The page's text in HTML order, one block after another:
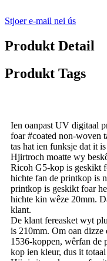
Stjoer e-mail nei ús
Produkt Detail
Produkt Tags
Ien oanpast UV digitaal
foar #coated non-woven
tas hat ien funksje dat it
Hjirtroch moatte wy
Ricoh G5-kop is geskikt
hichte fan de printkop is
printkop is geskikt foar
hichte kin wêze 20mm.
klant.
De klant fereasket wyt
is 210mm. Om oan
1536-koppen, wêrfan de
kop ien kleur, dus it